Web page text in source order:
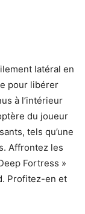
latéral en
pour libérer
à l’intérieur
du joueur
tels qu’une
Affrontez les
Fortress »
Profitez-en et